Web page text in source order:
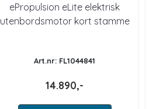
ePropulsion eLite elektrisk
utenbordsmotor kort stamme
Art.nr: FL1044841
14.890,-